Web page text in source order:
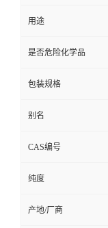
用途
是否危险化学品
包装规格
别名
CAS编号
纯度
产地/厂商